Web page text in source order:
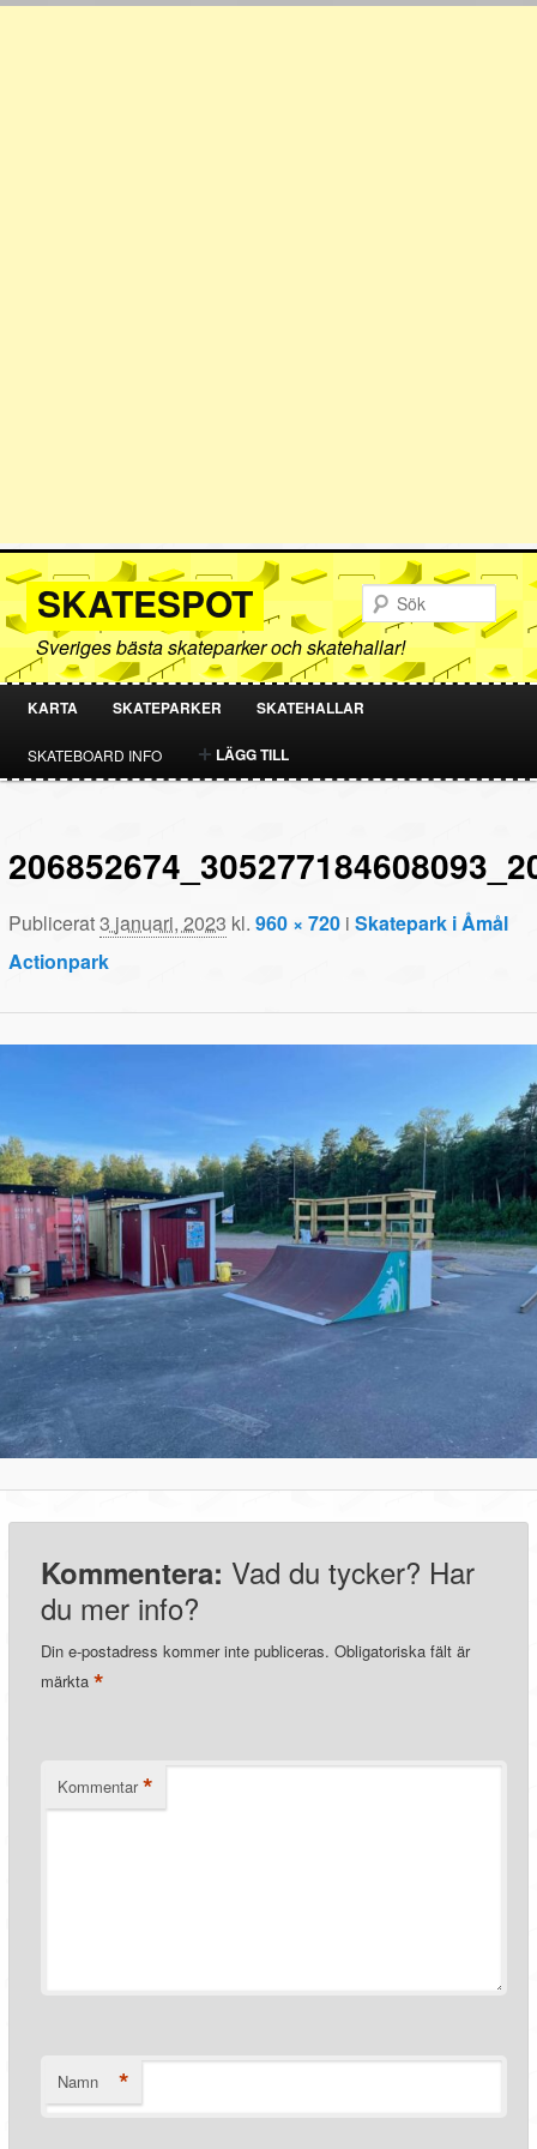
SKATESPOT
Sveriges bästa skateparker och skatehallar!
HOPPA
TILL
HOPPA
TILL
KARTA SKATEPARKER SKATEHALLAR
SKATEBOARD INFO LÄGG TILL
Publicerat3 januari, 2023 kl.960 × 720 iSkatepark i Åmål
Actionpark
Kommentera: Vad du tycker? Har
du mer info?
Din e-postadress kommer inte publiceras. Obligatoriska fält är
märkta*
Kommentar *
Namn *